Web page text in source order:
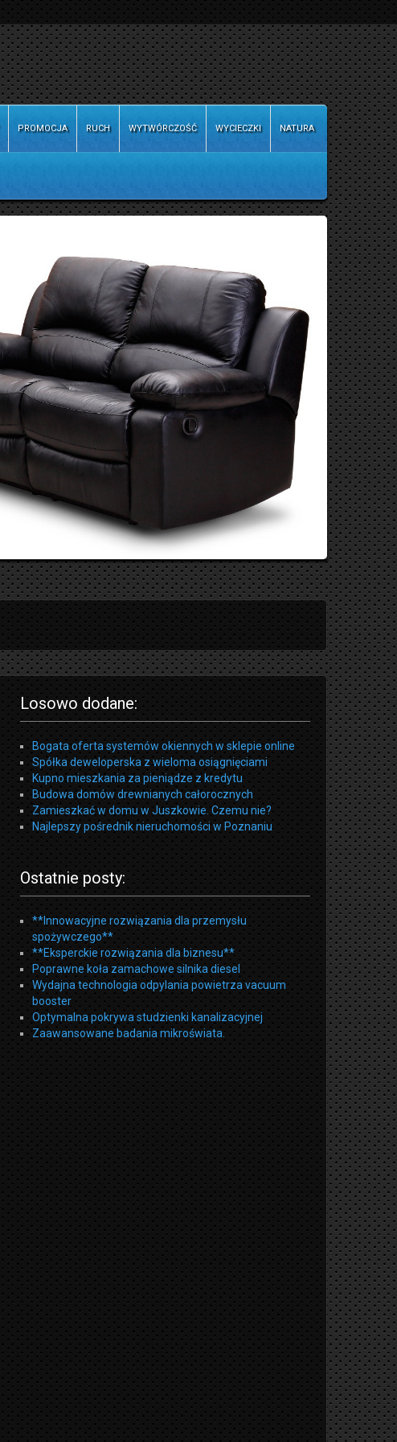
PROMOCJA RUCH WYTWÓRCZOŚĆ WYCIECZKI NATURA
Losowo dodane:
Bogata oferta systemów okiennych w sklepie online
Spółka deweloperska z wieloma osiągnięciami
Kupno mieszkania za pieniądze z kredytu
Budowa domów drewnianych całorocznych
Zamieszkać w domu w Juszkowie. Czemu nie?
Najlepszy pośrednik nieruchomości w Poznaniu
Ostatnie posty:
**Innowacyjne rozwiązania dla przemysłu
spożywczego**
**Eksperckie rozwiązania dla biznesu**
Poprawne koła zamachowe silnika diesel
Wydajna technologia odpylania powietrza vacuum
booster
Optymalna pokrywa studzienki kanalizacyjnej
Zaawansowane badania mikroświata.